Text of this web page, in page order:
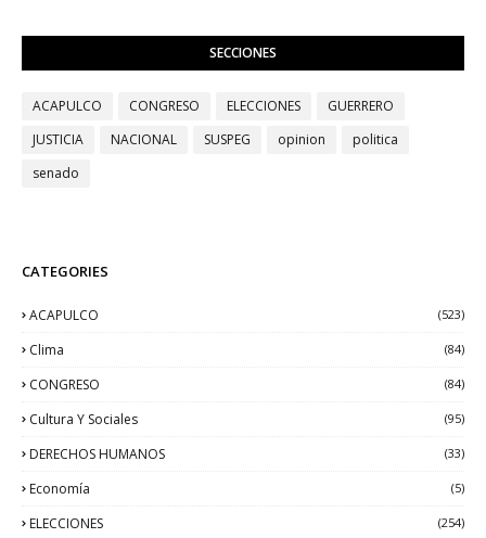
SECCIONES
ACAPULCO CONGRESO ELECCIONES
GUERRERO
JUSTICIA
NACIONAL SUSPEG opinion
politica
senado
CATEGORIES
ACAPULCO (523)
Clima (84)
CONGRESO (84)
Cultura Y Sociales (95)
DERECHOS HUMANOS (33)
Economía (5)
ELECCIONES (254)